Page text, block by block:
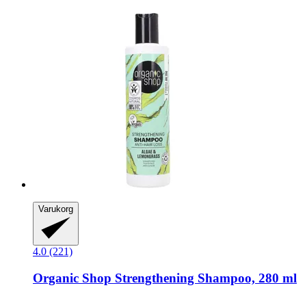
Varukorg
4.0 (221)
Organic Shop Strengthening Shampoo, 280 ml